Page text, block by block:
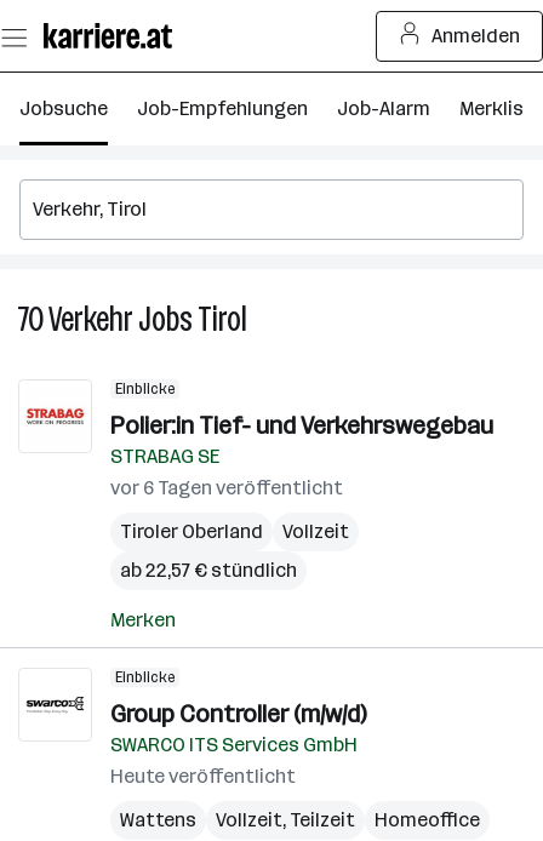
Seiteninhalt
springen
Anmelden
Jobsuche Job-Empfehlungen Job-Alarm Merkliste
70VerkehrJobsTirol
Tirol
Einblicke
Polier:in Tief- und Verkehrswegebau
STRABAG SE
vor 6 Tagen veröffentlicht
Tiroler Oberland
Vollzeit
ab 22,57 € stündlich
Merken
Einblicke
Group Controller (m/w/d)
SWARCO ITS Services GmbH
Heute veröffentlicht
Wattens
Vollzeit, Teilzeit Homeoffice